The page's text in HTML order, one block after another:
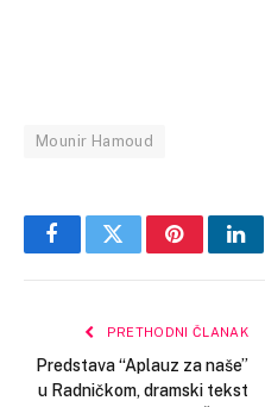
Mounir Hamoud
FacebookTwitterPinterest
PRETHODNI ČLANAK
Predstava “Aplauz za naše”
u Radničkom, dramski tekst